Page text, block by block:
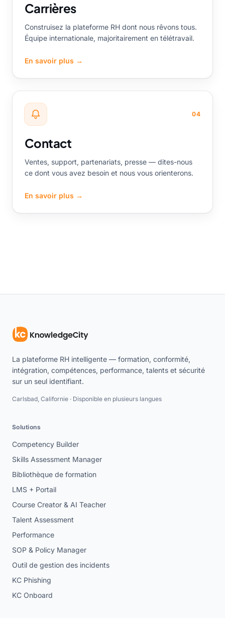
Carrières
Construisez la plateforme RH dont nous rêvons tous.
Équipe internationale, majoritairement en télétravail.
En savoir plus →
04
Contact
Ventes, support, partenariats, presse — dites-nous
ce dont vous avez besoin et nous vous orienterons.
En savoir plus →
La plateforme RH intelligente — formation, conformité,
intégration, compétences, performance, talents et sécurité
sur un seul identifiant.
Carlsbad, Californie · Disponible en plusieurs langues
Solutions
Competency Builder
Skills Assessment Manager
Bibliothèque de formation
LMS + Portail
Course Creator & AI Teacher
Talent Assessment
Performance
SOP & Policy Manager
Outil de gestion des incidents
KC Phishing
KC Onboard